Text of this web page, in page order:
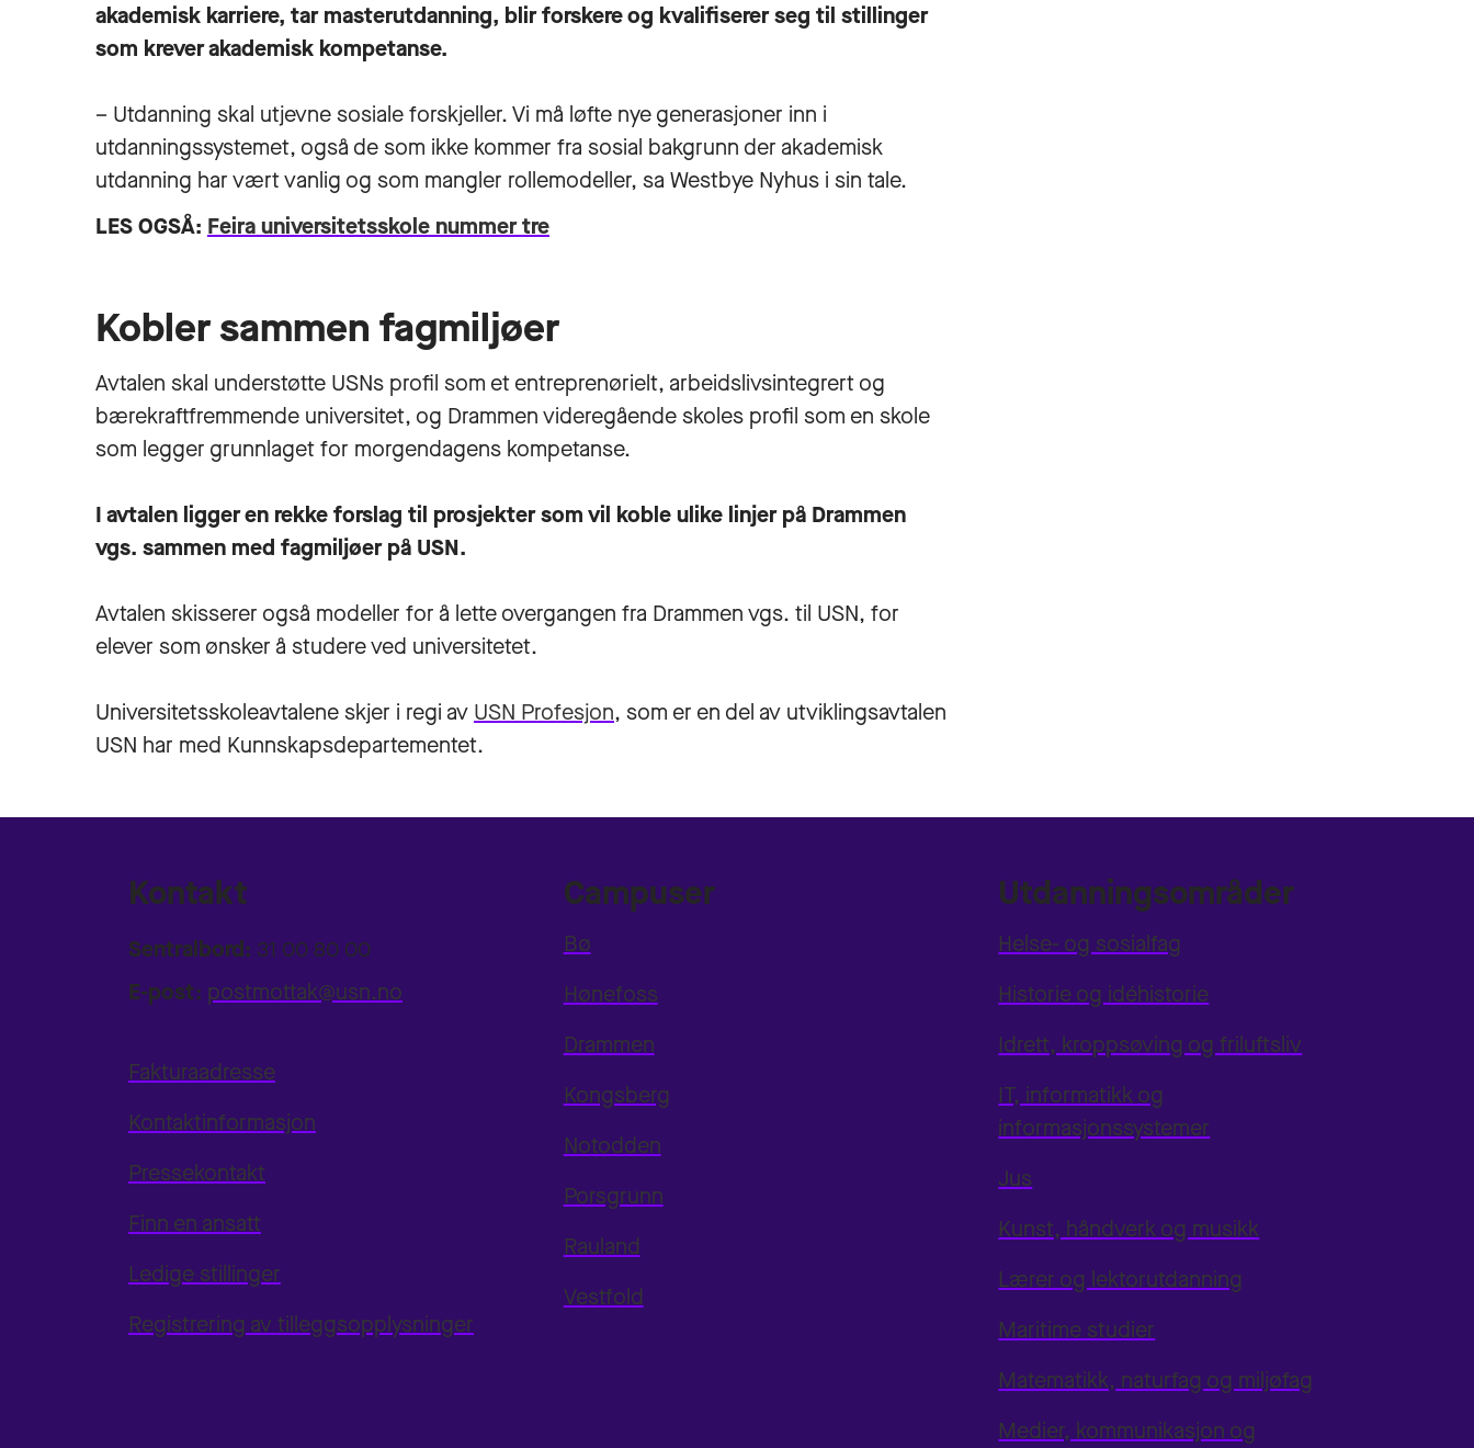
akademisk karriere, tar masterutdanning, blir forskere og kvalifiserer seg til stillinger
som krever akademisk kompetanse.
– Utdanning skal utjevne sosiale forskjeller. Vi må løfte nye generasjoner inn i
utdanningssystemet, også de som ikke kommer fra sosial bakgrunn der akademisk
utdanning har vært vanlig og som mangler rollemodeller, sa Westbye Nyhus i sin tale.
LES OGSÅ: Feira universitetsskole nummer tre
Kobler sammen fagmiljøer
Avtalen skal understøtte USNs profil som et entreprenørielt, arbeidslivsintegrert og
bærekraftfremmende universitet, og Drammen videregående skoles profil som en skole
som legger grunnlaget for morgendagens kompetanse.
I avtalen ligger en rekke forslag til prosjekter som vil koble ulike linjer på Drammen
vgs. sammen med fagmiljøer på USN.
Avtalen skisserer også modeller for å lette overgangen fra Drammen vgs. til USN, for
elever som ønsker å studere ved universitetet.
Universitetsskoleavtalene skjer i regi av USN Profesjon, som er en del av utviklingsavtalen
USN har med Kunnskapsdepartementet.
Kontakt
Sentralbord: 31 00 80 00
E-post: postmottak@usn.no
Fakturaadresse
Kontaktinformasjon
Pressekontakt
Finn en ansatt
Ledige stillinger
Registrering av tilleggsopplysninger
Campuser
Bø
Hønefoss
Drammen
Kongsberg
Notodden
Porsgrunn
Rauland
Vestfold
Utdanningsområder
Helse- og sosialfag
Historie og idéhistorie
Idrett, kroppsøving og friluftsliv
IT, informatikk og
informasjonssystemer
Jus
Kunst, håndverk og musikk
Lærer og lektorutdanning
Maritime studier
Matematikk, naturfag og miljøfag
Medier, kommunikasjon og